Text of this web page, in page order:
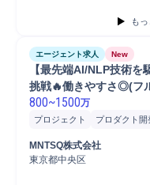
も
エージェント求人 New
【最先端AI/NLP技術
挑戦🔥働きやすさ◎(フ
800~1500万
プロジェクト プロダクト開
モニタリング
KPI設定
TypeScript
Python
MNTSQ株式会社
東京都中央区